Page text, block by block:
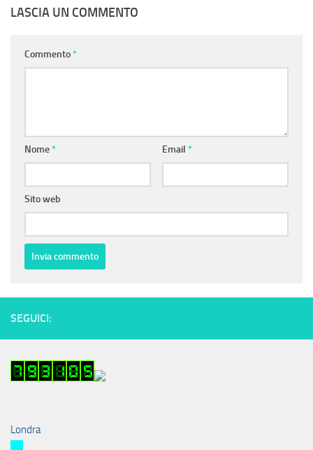
LASCIA UN COMMENTO
Commento*
Nome* Email *
Sito web
SEGUICI:
Londra